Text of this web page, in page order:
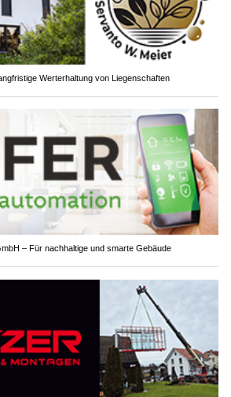
Werterhaltung von Liegenschaften
– Für nachhaltige und smarte Gebäude